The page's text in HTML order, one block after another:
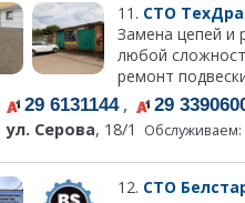
11. СТО
Замена цепей и
любой
ремонт
29 6131144, 29
ул. Серова, 18/1 Обслуживаем:
12. СТО